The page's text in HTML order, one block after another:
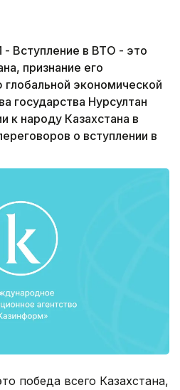
в ВТО - это
признание его
экономической
государства Нурсултан
к народу Казахстана в
о вступлении в
победа всего Казахстана,